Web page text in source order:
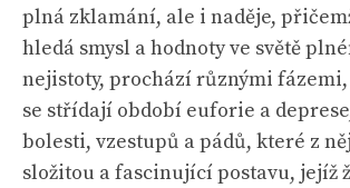
plná zklamání, ale i naděje,
hledá smysl a hodnoty ve světě
nejistoty, prochází různými
se střídají období euforie a
bolesti, vzestupů a pádů, které z
složitou a fascinující postavu, jejíž